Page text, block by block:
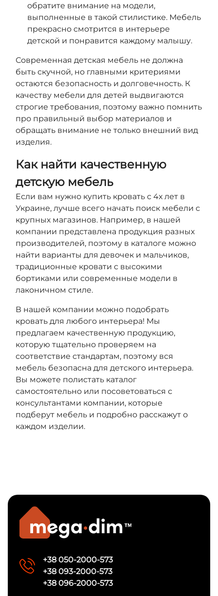
обратите внимание на модели,
выполненные в такой стилистике. Мебель
прекрасно смотрится в интерьере
детской и понравится каждому малышу.
Современная детская мебель не должна
быть скучной, но главными критериями
остаются безопасность и долговечность. К
качеству мебели для детей выдвигаются
строгие требования, поэтому важно помнить
про правильный выбор материалов и
обращать внимание не только внешний вид
изделия.
Как найти качественную
детскую мебель
Если вам нужно купить кровать с 4х лет в
Украине, лучше всего начать поиск мебели с
крупных магазинов. Например, в нашей
компании представлена продукция разных
производителей, поэтому в каталоге можно
найти варианты для девочек и мальчиков,
традиционные кровати с высокими
бортиками или современные модели в
лаконичном стиле.
В нашей компании можно подобрать
кровать для любого интерьера! Мы
предлагаем качественную продукцию,
которую тщательно проверяем на
соответствие стандартам, поэтому вся
мебель безопасна для детского интерьера.
Вы можете полистать каталог
самостоятельно или посоветоваться с
консультантами компании, которые
подберут мебель и подробно расскажут о
каждом изделии.
+38 050-2000-573
+38 093-2000-573
+38 096-2000-573